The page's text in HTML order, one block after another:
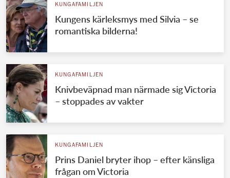
KUNGAFAMILJEN
Kungens kärleksmys med Silvia – se
romantiska bilderna!
KUNGAFAMILJEN
Knivbeväpnad man närmade sig Victoria
– stoppades av vakter
KUNGAFAMILJEN
Prins Daniel bryter ihop – efter känsliga
frågan om Victoria